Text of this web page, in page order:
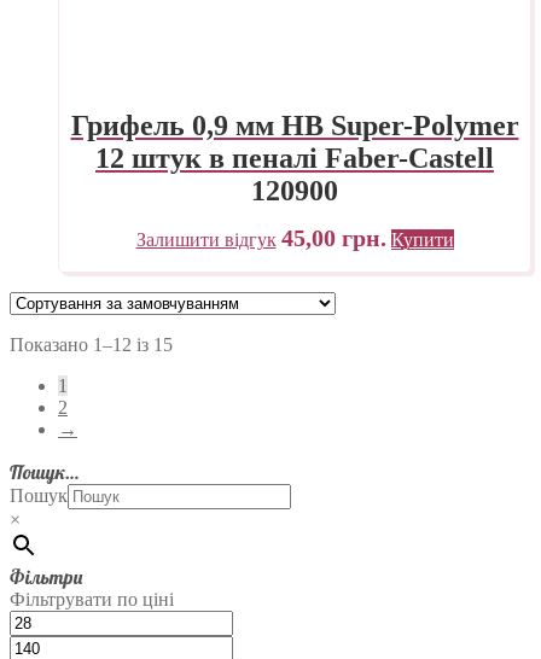
Грифель 0,9 мм HB Super-Polymer
12 штук в пеналі Faber-Castell
120900
Залишити відгук 45,00 грн. Купити
Показано 1–12 із 15
1
2
→
Пошук…
Пошук
×
Фільтри
Фільтрувати по ціні